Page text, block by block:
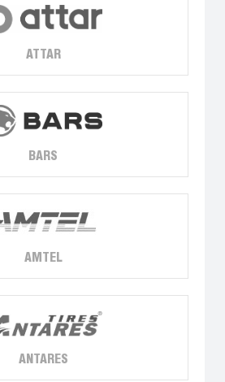
ATTAR
BARS
AMTEL
ANTARES